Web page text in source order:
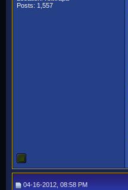
Posts: 1,557
04-16-2012, 08:58 PM